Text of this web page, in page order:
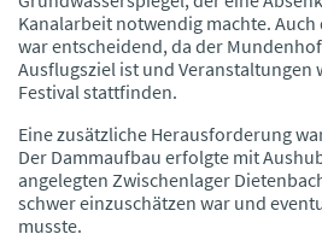
Kanalarbeit notwendig machte.
war entscheidend, da der
Ausflugsziel ist und Veranstaltungen
Festival stattfinden.
Eine zusätzliche Herausforderung
Der Dammaufbau erfolgte mit
angelegten Zwischenlager
schwer einzuschätzen war und
musste.